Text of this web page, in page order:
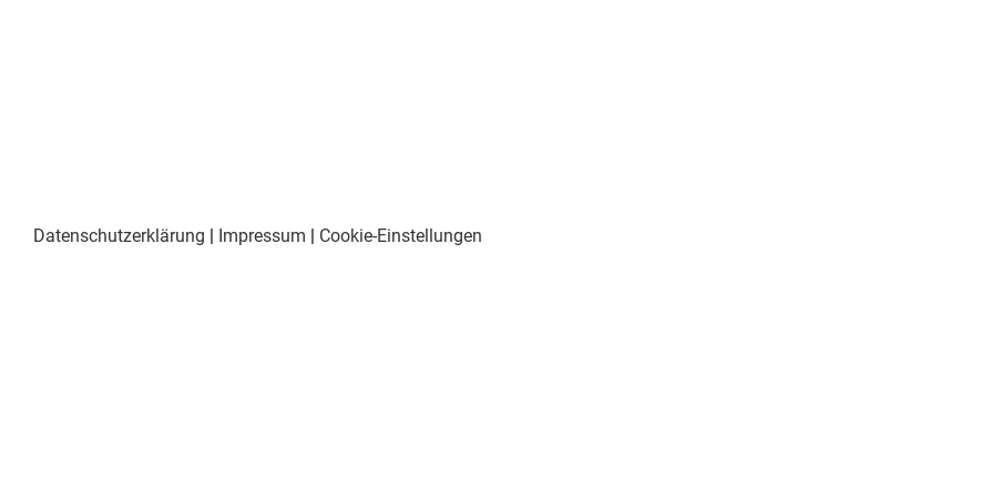
Datenschutzerklärung | Impressum | Cookie-Einstellungen